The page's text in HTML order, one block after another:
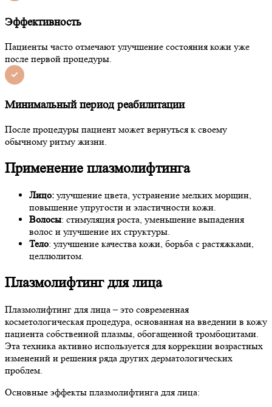
Эффективность
Пациенты часто отмечают улучшение состояния кожи уже
после первой процедуры.
Минимальный период реабилитации
После процедуры пациент может вернуться к своему
обычному ритму жизни.
Применение плазмолифтинга
Лицо: улучшение цвета, устранение мелких морщин,
повышение упругости и эластичности кожи.
Волосы: стимуляция роста, уменьшение выпадения
волос и улучшение их структуры.
Тело: улучшение качества кожи, борьба с растяжками,
целлюлитом.
Плазмолифтинг для лица
Плазмолифтинг для лица – это современная
косметологическая процедура, основанная на введении в кожу
пациента собственной плазмы, обогащенной тромбоцитами.
Эта техника активно используется для коррекции возрастных
изменений и решения ряда других дерматологических
проблем.
Основные эффекты плазмолифтинга для лица: